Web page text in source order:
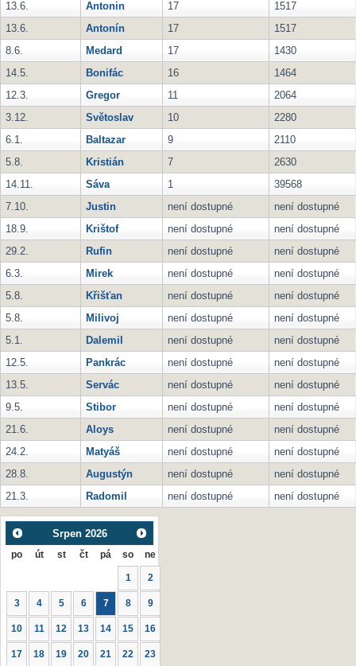
13.6.
Antonin 17
1517
13.6.
Antonín 17
1517
8.6.
Medard 17
1430
14.5.
Bonifác 16
1464
12.3.
Gregor 11
2064
3.12.
Světoslav 10
2280
6.1.
Baltazar 9
2110
5.8.
Kristián 7
2630
14.11.
Sáva 1
39568
7.10.
Justin není dostupné
není dostupné
18.9.
Krištof není dostupné
není dostupné
29.2.
Rufin není dostupné
není dostupné
6.3.
Mirek není dostupné
není dostupné
5.8.
Křišťan není dostupné
není dostupné
5.8.
Milivoj není dostupné
není dostupné
5.1.
Dalemil není dostupné
není dostupné
12.5.
Pankrác není dostupné
není dostupné
13.5.
Servác není dostupné
není dostupné
9.5.
Stibor není dostupné
není dostupné
21.6.
Aloys není dostupné
není dostupné
24.2.
Matyáš není dostupné
není dostupné
28.8.
Augustýn není dostupné
není dostupné
21.3.
Radomil není dostupné není dostupné
Srpen 2026
po út st čt pá so ne
1 2
3 4 5 6 7 8 9
10 11 12 13 14 15 16
17 18 19 20 21 22 23